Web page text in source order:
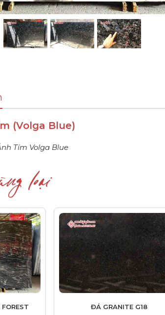
(Volga Blue)
Tím Volga Blue
loại
ĐÁ GRANITE G18